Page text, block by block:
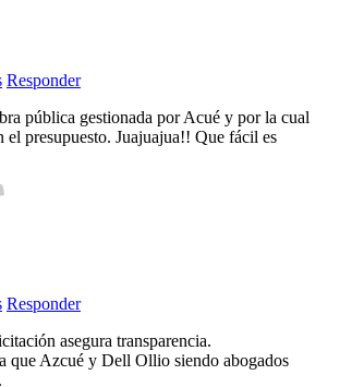
Responder
pública gestionada por Acué y por la cual
el presupuesto. Juajuajua!! Que fácil es
Responder
asegura transparencia.
que Azcué y Dell Ollio siendo abogados